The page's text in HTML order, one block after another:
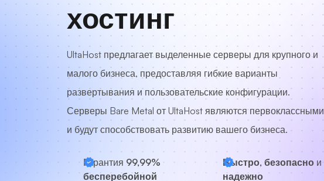
хостинг
UltaHost предлагает выделенные серверы для крупного и
малого бизнеса, предоставляя гибкие варианты
развертывания и пользовательские конфигурации.
Серверы Bare Metal от UltaHost являются первоклассными
и будут способствовать развитию вашего бизнеса.
Гарантия 99,99%
бесперебойной
Быстро, безопаснои
надежно